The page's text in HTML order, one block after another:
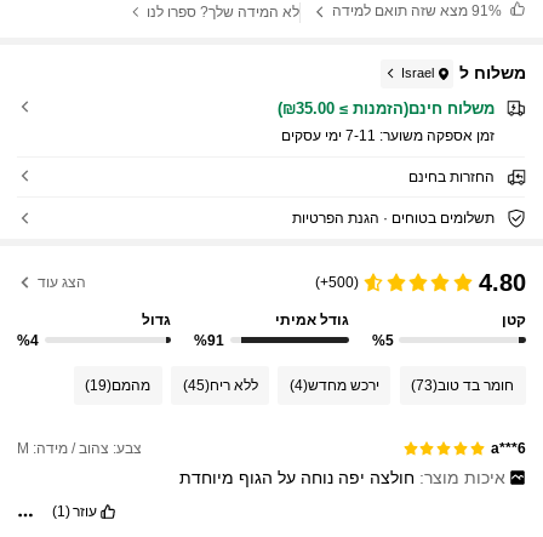
מצא שזה תואם למידה לא המידה שלך? ספרו לנו
משלוח ל Israel
משלוח חינם(הזמנות ≥ ₪35.00)
זמן אספקה ​​משוער: 7-11 ימי עסקים
החזרות בחינם
תשלומים בטוחים · הגנת הפרטיות
4.80
(500+) הצג עוד
קטן
%5
גודל אמיתי
%91
גדול
%4
חומר בד טוב(73) ירכש מחדש(4) ללא ריח(45) מהמם(19)
a***6 צבע: צהוב / מידה: M
איכות מוצר: חולצה יפה נוחה על הגוף מיוחדת
עוזר(1)